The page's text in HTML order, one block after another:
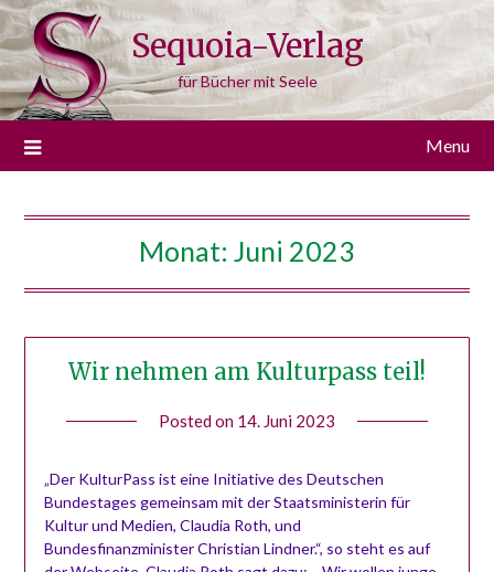
Skip
to
content
Sequoia-Verlag
für Bücher mit Seele
Menu
Monat: Juni 2023
Wir nehmen am Kulturpass teil!
Posted on 14. Juni 2023
Möser
„Der KulturPass ist eine Initiative des Deutschen
Bundestages gemeinsam mit der Staatsministerin für
Kultur und Medien, Claudia Roth, und
Bundesfinanzminister Christian Lindner.“, so steht es auf